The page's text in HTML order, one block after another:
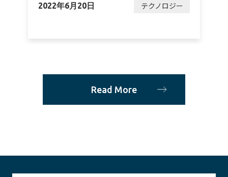
2022年6月20日 テクノロジー
Read More